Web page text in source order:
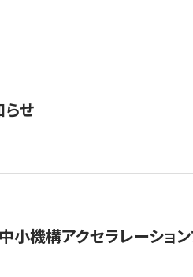
せ
小機構アクセラレーショ